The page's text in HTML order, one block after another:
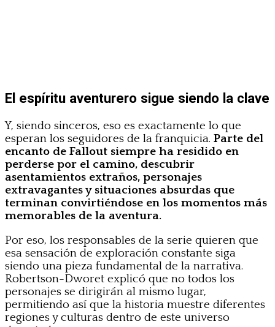
El espíritu aventurero sigue siendo la clave
Y, siendo sinceros, eso es exactamente lo que
esperan los seguidores de la franquicia. Parte del
encanto de Fallout siempre ha residido en
perderse por el camino, descubrir
asentamientos extraños, personajes
extravagantes y situaciones absurdas que
terminan convirtiéndose en los momentos más
memorables de la aventura.
Por eso, los responsables de la serie quieren que
esa sensación de exploración constante siga
siendo una pieza fundamental de la narrativa.
Robertson-Dworet explicó que no todos los
personajes se dirigirán al mismo lugar,
permitiendo así que la historia muestre diferentes
regiones y culturas dentro de este universo